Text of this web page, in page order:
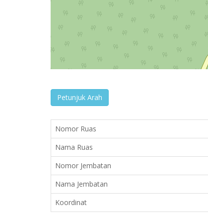
Petunjuk Arah
Nomor Ruas
Nama Ruas
Nomor Jembatan
Nama Jembatan
Koordinat